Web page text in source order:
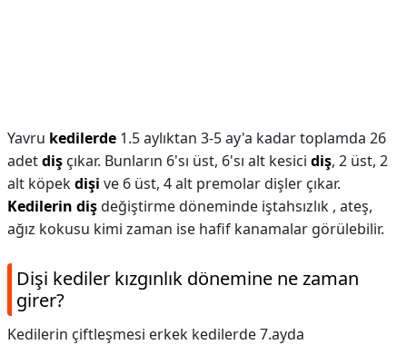
Yavru kedilerde 1.5 aylıktan 3-5 ay'a kadar toplamda 26
adetdiş çıkar. Bunların 6'sı üst, 6'sı alt kesici diş, 2 üst, 2
alt köpekdişi ve 6 üst, 4 alt premolar dişler çıkar.
Kedilerin dişdeğiştirme döneminde iştahsızlık , ateş,
ağız kokusu kimi zaman ise hafif kanamalar görülebilir.
Dişi kediler kızgınlık dönemine ne zaman
girer?
Kedilerin çiftleşmesi erkek kedilerde 7.ayda